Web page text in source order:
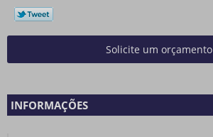
Solicite um orçamento
INFORMAÇÕES